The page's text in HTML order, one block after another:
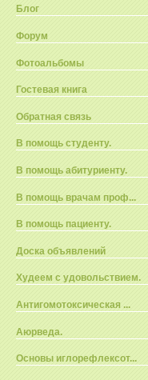
Блог
Форум
Фотоальбомы
Гостевая книга
Обратная связь
В помощь студенту.
В помощь абитуриенту.
В помощь врачам проф...
В помощь пациенту.
Доска объявлений
Худеем с удовольствием.
Антигомотоксическая ...
Аюрведа.
Основы иглорефлексот...